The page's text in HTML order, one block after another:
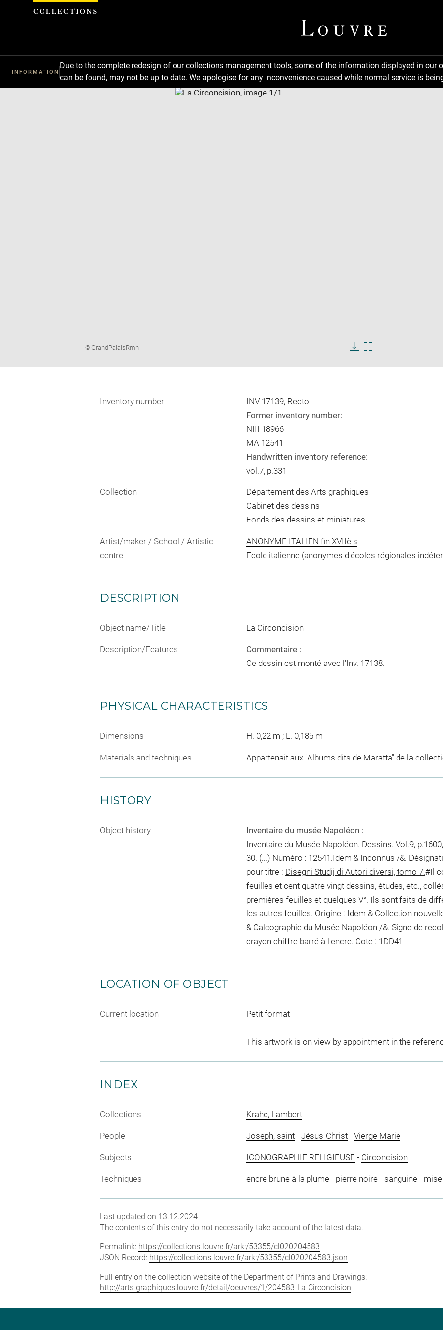
INFORMATION
Due to the complete redesign of our collections management tools, some of the information displayed in
can be found, may not be up to date. We apologise for any inconvenience caused while normal service is
new
Image
© GrandPalaisRmn
imageimage
Inventory number
INV 17139, Recto
Former inventory number:
NIII 18966
MA 12541
Handwritten inventory reference:
vol.7, p.331
Collection
Département des Arts graphiques
Cabinet des dessins
Fonds des dessins et miniatures
Artist/maker / School / Artistic
centre
ANONYME ITALIEN fin XVIIè s
Ecole italienne (anonymes d'écoles régionales
DESCRIPTION
Object name/Title La Circoncision
Description/Features
Commentaire :
Ce dessin est monté avec l'Inv. 17138.
PHYSICAL CHARACTERISTICS
Dimensions H. 0,22 m ; L. 0,185 m
Materials and techniques Appartenait aux "Albums dits de Maratta" de la
HISTORY
Object history
Inventaire du musée Napoléon :
Inventaire du Musée Napoléon. Dessins. Vol.9,
30. (...) Numéro : 12541.Idem & Inconnus /&.
pour titre : Disegni Studij di Autori diversi, tomo 7.#Il
feuilles et cent quatre vingt dessins, études, etc.,
premières feuilles et quelques V°. Ils sont faits de
les autres feuilles. Origine : Idem & Collection
& Calcographie du Musée Napoléon /&. Signe de
crayon chiffre barré à l'encre. Cote : 1DD41
LOCATION OF OBJECT
Current location Petit format
This artwork is on view by appointment in the
INDEX
Collections Krahe, Lambert
People Joseph, saint- Jésus-Christ- Vierge Marie
Subjects ICONOGRAPHIE RELIGIEUSE - Circoncision
Techniques encre brune à la plume- pierre noire- sanguine-
Last updated on 13.12.2024
The contents of this entry do not necessarily take account of the latest data.
Permalink: https://collections.louvre.fr/ark:/53355/cl020204583
JSON Record: https://collections.louvre.fr/ark:/53355/cl020204583.json
Full entry on the collection website of the Department of Prints and Drawings:
http://arts-graphiques.louvre.fr/detail/oeuvres/1/204583-La-Circoncision
Cookies management panel